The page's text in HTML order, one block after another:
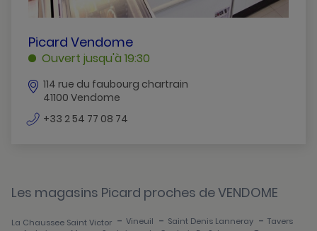
Vineuil
PICARD
VENDOME
Picard Vendome
Ouvert jusqu'à 19:30
114 rue du faubourg chartrain
41100 Vendome
+33 2 54 77 08 74
Les magasins Picard proches de VENDOME
La Chaussee Saint Victor - Vineuil - Saint Denis Lanneray - Tavers